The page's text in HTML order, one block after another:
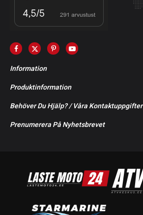
Information
Produktinformation
Behöver Du Hjälp? / Våra Kontaktuppgifter
Prenumerera På Nyhetsbrevet